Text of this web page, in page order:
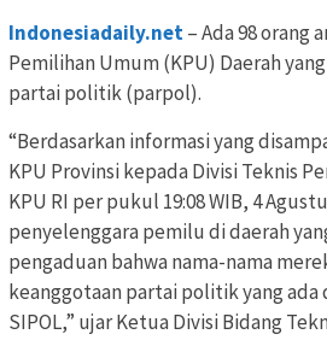
Indonesiadaily.net– Ada 98 orang
Pemilihan Umum (KPU) Daerah
partai politik (parpol).
“Berdasarkan informasi yang
KPU Provinsi kepada Divisi Teknis
KPU RI per pukul 19:08 WIB, 4
penyelenggara pemilu di daerah
pengaduan bahwa nama-nama
keanggotaan partai politik yang ada
SIPOL,” ujar Ketua Divisi Bidang